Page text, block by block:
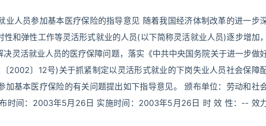
业人员参加基本医疗保险的指导意见 随着我国经济体制改革的进一步
和弹性工作等灵活形式就业的人员(以下简称灵活就业人员)逐步增加，
灵活就业人员的医疗保障问题，落实《中共中央国务院关于进一步做
2002〕12号)关于抓紧制定以灵活形式就业的下岗失业人员社会保障
加基本医疗保险的有关问题提出如下指导意见。 颁布单位：劳动和社
时间：2003年5月26日 实施时间：2003年5月26日 时 效 性：-- 效